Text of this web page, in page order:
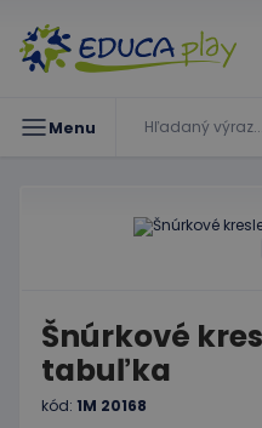
Menu
Šnúrkové
tabuľka
kód: 1M 20168